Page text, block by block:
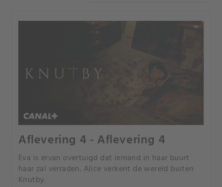
Aflevering 4 - Aflevering 4
Eva is ervan overtuigd dat iemand in haar buurt
haar zal verraden. Alice verkent de wereld buiten
Knutby.